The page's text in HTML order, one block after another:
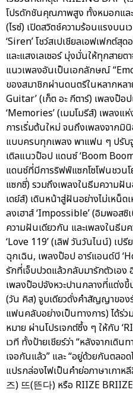
โปรดักชันคุณภาพสูง ทั้งหมอกแล
(ไรซ์) เปิดสวิตช์ความร้อนแรงบน
‘Siren’ โชว์สเปเชียลเอฟเฟกต์สุ
และแสงเลเซอร์ มุ่งมั่นให้ทุกสาย
แนวเพลงอันเป็นเอกลักษณ์
ของสมาชิกผ่านดนตรีในหลากหล
Guitar’ (เก็ต อะ กีตาร์) เพลงป๊อ
‘Memories’ (เมมโมรีส์) เพลง
การเริ่มต้นใหม่ จนถึงเพลงจากมิ
แบบครบทุกเพลง พาแฟน ๆ ปรับ
เติลแนวป๊อป แดนซ์ ‘Boom
แดนซ์ที่มีการริฟฟ์แซกโซโฟนชวน
แซกซี่) รวมถึงเพลงในธีมความฝั
เดย์ส์) เดินหน้าสู่ฝันอย่างไม่เหน็
ลงเฮาส์ ‘Impossible’ (อิมพอสซิ
ความฝันเดียวกัน และเพลงในธีม
‘Love 119’ (เลิฟ วันวันไนน์) เ
ฉุกเฉิน, เพลงป๊อป อาร์แอนด์บี
รักที่เจ็บปวดแล้วกลับมารักตัวเอ
เพลงป๊อปจังหวะปานกลางที่แต่ง
(วัน คิส) จูบเดียวดั่งคำสัญญาของ
แฟนคลับอย่างเป็นทางการ) ได้ร่ว
หมาย ผ่านโปรเจกต์ซึ้ง ๆ ให้กับ
เวที ทั้งป้ายเชียร์ว่า “หลังจากเดิ
เจอกันแล้ว” และ “อยู่ด้วยกันตลอ
แปรกล่องไฟเป็นคำย่อภาษาเกาห
즈) 뜨(뜬다) หรือ RIIZE